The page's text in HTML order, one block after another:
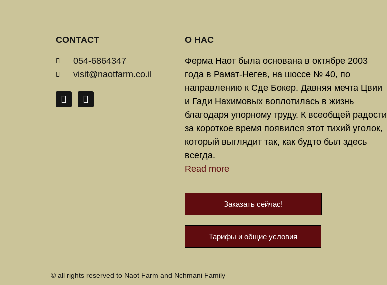
CONTACT
054-6864347
visit@naotfarm.co.il
О НАС
Ферма Наот была основана в октябре 2003
года в Рамат-Негев, на шоссе № 40, по
направлению к Сде Бокер. Давняя мечта Цвии
и Гади Нахимовых воплотилась в жизнь
благодаря упорному труду. К всеобщей радости
за короткое время появился этот тихий уголок,
который выглядит так, как будто был здесь
всегда.
Read more
Заказать сейчас!
Тарифы и общие условия
© all rights reserved to Naot Farm and Nchmani Family